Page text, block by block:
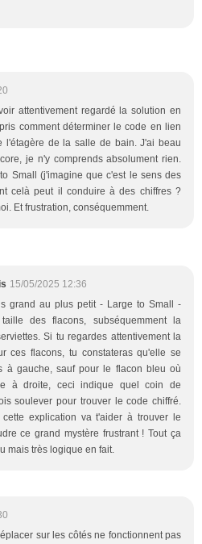
attentivement regardé la solution en
comment déterminer le code en lien
l'étagère de la salle de bain. J'ai beau
je n'y comprends absolument rien.
Small (j'imagine que c'est le sens des
celà peut il conduire à des chiffres ?
Et frustration, conséquemment.
15/05/2025 12:36
grand au plus petit - Large to Small -
des flacons, subséquemment la
Si tu regardes attentivement la
ces flacons, tu constateras qu'elle se
à gauche, sauf pour le flacon bleu où
à droite, ceci indique quel coin de
soulever pour trouver le code chiffré.
explication va t'aider à trouver le
ce grand mystère frustrant ! Tout ça
mais très logique en fait.
sur les côtés ne fonctionnent pas